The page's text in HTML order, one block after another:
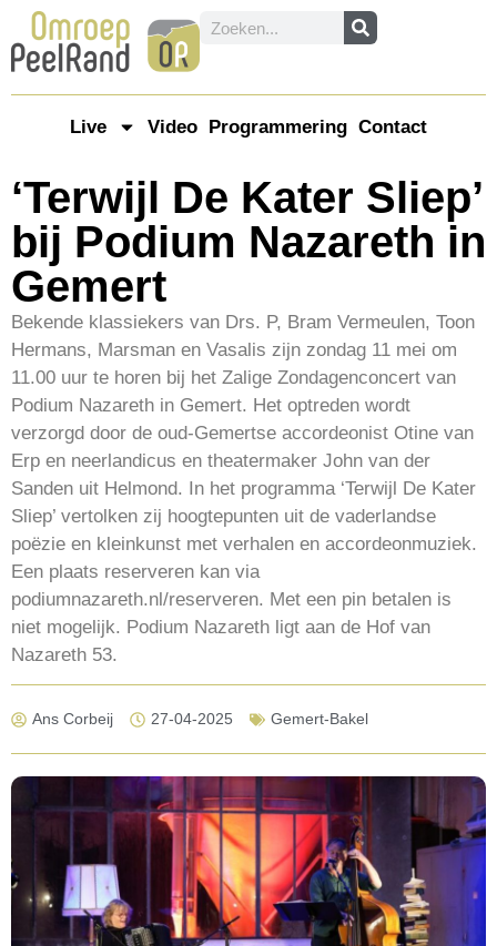
Live Video Programmering Contact
‘Terwijl De Kater Sliep’
bij Podium Nazareth in
Gemert
Bekende klassiekers van Drs. P, Bram Vermeulen, Toon
Hermans, Marsman en Vasalis zijn zondag 11 mei om
11.00 uur te horen bij het Zalige Zondagenconcert van
Podium Nazareth in Gemert. Het optreden wordt
verzorgd door de oud-Gemertse accordeonist Otine van
Erp en neerlandicus en theatermaker John van der
Sanden uit Helmond. In het programma ‘Terwijl De Kater
Sliep’ vertolken zij hoogtepunten uit de vaderlandse
poëzie en kleinkunst met verhalen en accordeonmuziek.
Een plaats reserveren kan via
podiumnazareth.nl/reserveren. Met een pin betalen is
niet mogelijk. Podium Nazareth ligt aan de Hof van
Nazareth 53.
Ans Corbeij 27-04-2025 Gemert-Bakel